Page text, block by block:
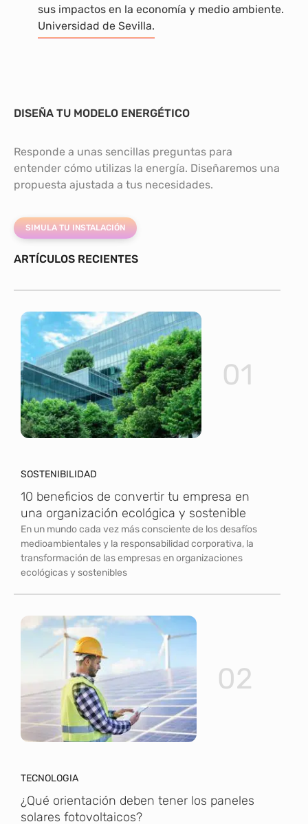
sus impactos en la economía y medio ambiente.
Universidad de Sevilla.
DISEÑA TU MODELO ENERGÉTICO
Responde a unas sencillas preguntas para
entender cómo utilizas la energía. Diseñaremos una
propuesta ajustada a tus necesidades.
SIMULA TU INSTALACIÓN
ARTÍCULOS RECIENTES
01
SOSTENIBILIDAD
10 beneficios de convertir tu empresa en
una organización ecológica y sostenible
En un mundo cada vez más consciente de los desafíos
medioambientales y la responsabilidad corporativa, la
transformación de las empresas en organizaciones
ecológicas y sostenibles
02
TECNOLOGIA
¿Qué orientación deben tener los paneles
solares fotovoltaicos?